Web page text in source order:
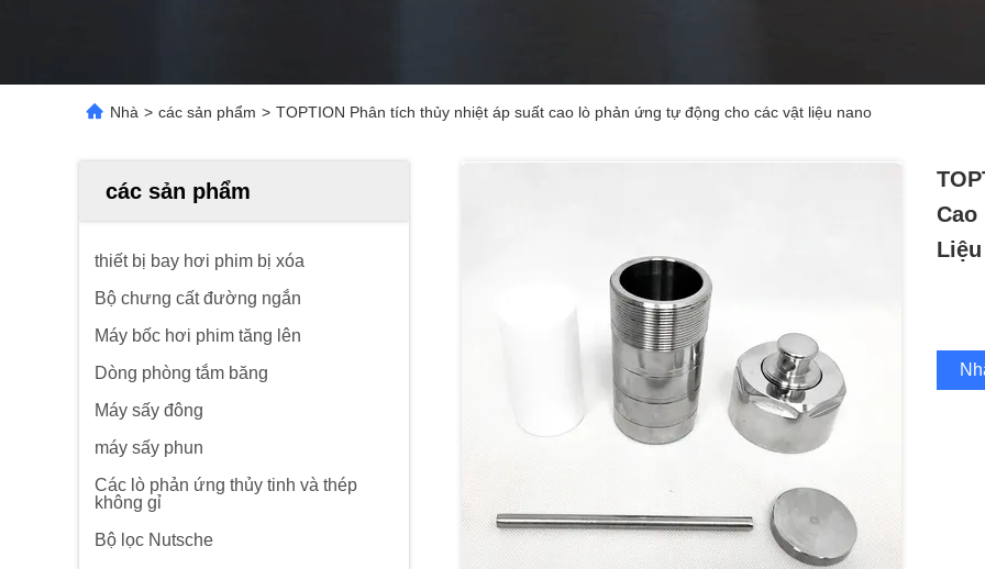
Nhà > các sản phẩm > TOPTION Phân tích thủy nhiệt áp suất cao lò phản ứng tự động cho các vật liệu nano
các sản phẩm
thiết bị bay hơi phim bị xóa
Bộ chưng cất đường ngắn
Máy bốc hơi phim tăng lên
Dòng phòng tắm băng
Máy sấy đông
máy sấy phun
Các lò phản ứng thủy tinh và thép
không gỉ
Bộ lọc Nutsche
Cao